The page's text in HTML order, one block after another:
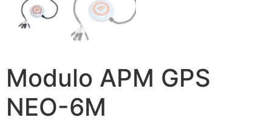
Modulo APM GPS
NEO-6M